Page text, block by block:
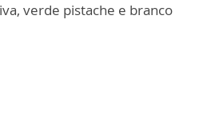
verde pistache e branco